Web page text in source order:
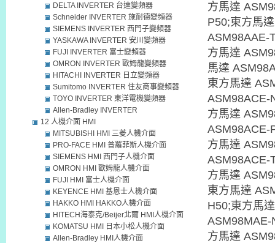
方馬達
P50;東方馬
ASM98AAE-
方馬達
馬達
東方馬達
ASM98ACE-
方馬達
ASM98ACE-
方馬達
ASM98ACE-
方馬達
東方馬達
H50;東方馬
ASM98MAE-
方馬達
DELTA INVERTER 台達變頻器
Schneider INVERTER 施耐德變頻器
SIEMENS INVERTER 西門子變頻器
YASKAWA INVERTER 安川變頻器
FUJI INVERTER 富士變頻器
OMRON INVERTER 歐姆龍變頻器
HITACHI INVERTER 日立變頻器
Sumitomo INVERTER 住友商事變頻器
TOYO INVERTER 東洋電機變頻器
Allen-Bradley INVERTER
12 人機介面 HMI
MITSUBISHI HMI 三菱人機介面
PRO-FACE HMI 普羅菲斯人機介面
SIEMENS HMI 西門子人機介面
OMRON HMI 歐姆龍人機介面
FUJI HMI 富士人機介面
KEYENCE HMI 基恩士人機介面
HAKKO HMI HAKKO人機介面
HITECH海泰克/Beijer北爾 HMI人機介面
KOMATSU HMI 日本小松人機介面
Allen-Bradley HMI人機介面